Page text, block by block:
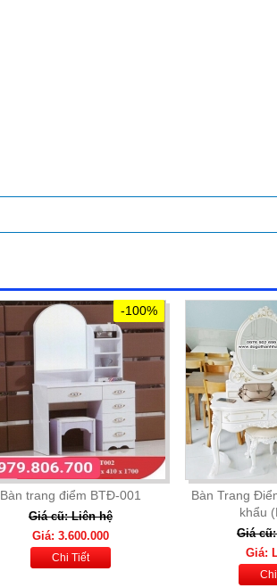
-100%
Bàn trang điểm BTĐ-001
Giá cũ: Liên hệ
Giá: 3.600.000
Chi Tiết
Bàn Trang
khẩu
Giá
Giá: